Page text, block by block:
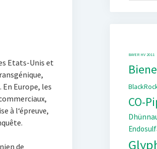
Etats-Unis et
Europe, les
à l‘épreuve,
de
BAYER HV 2011
CO-